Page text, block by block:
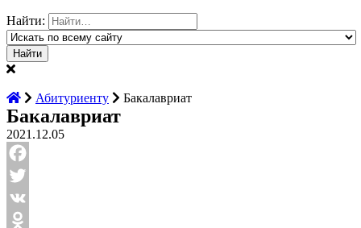
Найти:
Абитуриенту Бакалавриат
Бакалавриат
2021.12.05
Facebook
Twitter
VK